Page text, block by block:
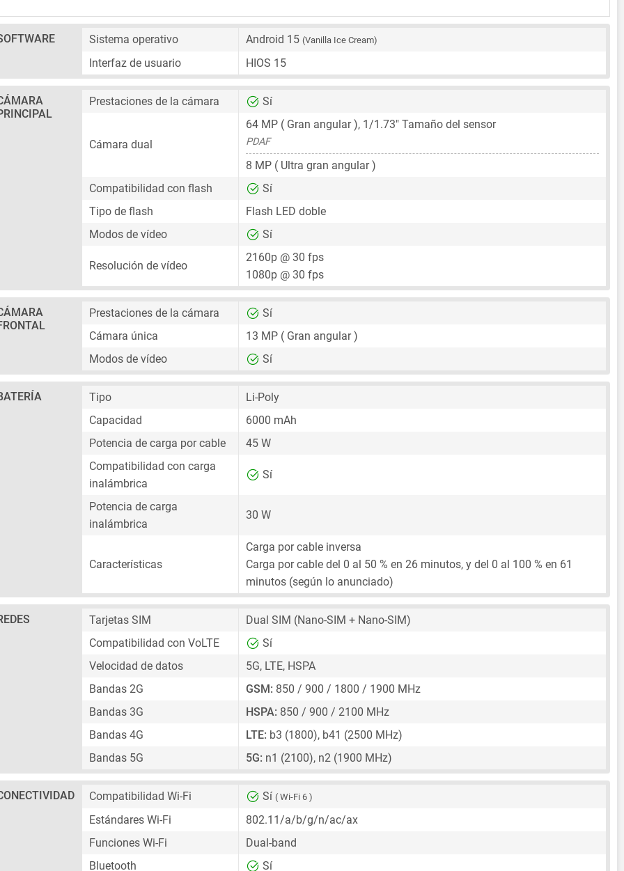
Sistema operativo Android 15 (Vanilla Ice Cream)
Interfaz de usuario HIOS 15
Prestaciones de la cámara Sí
Cámara dual
64 MP ( Gran angular ), 1/1.73" Tamaño del sensor
PDAF
8 MP ( Ultra gran angular )
Compatibilidad con flash
Sí
Tipo de flash
Flash LED doble
Modos de vídeo
Sí
Resolución de vídeo
2160p @ 30 fps
1080p @ 30 fps
Prestaciones de la cámara
Sí
Cámara única
13 MP ( Gran angular )
Modos de vídeo
Sí
Tipo
Li-Poly
Capacidad
6000 mAh
Potencia de carga por cable
45 W
Compatibilidad con carga
inalámbrica
Sí
Potencia de carga
inalámbrica
30 W
Características
Carga por cable inversa
Carga por cable del 0 al 50 % en 26 minutos, y del 0 al 100 % en 61
minutos (según lo anunciado)
Tarjetas SIM Dual SIM (Nano-SIM + Nano-SIM)
Compatibilidad con VoLTE
Sí
Velocidad de datos
5G, LTE, HSPA
Bandas 2G
GSM: 850 / 900 / 1800 / 1900 MHz
Bandas 3G
HSPA: 850 / 900 / 2100 MHz
Bandas 4G
LTE: b3 (1800), b41 (2500 MHz)
Bandas 5G
5G: n1 (2100), n2 (1900 MHz)
Compatibilidad Wi-Fi Sí ( Wi-Fi 6 )
Estándares Wi-Fi
802.11/a/b/g/n/ac/ax
Funciones Wi-Fi
Dual-band
Bluetooth
Sí